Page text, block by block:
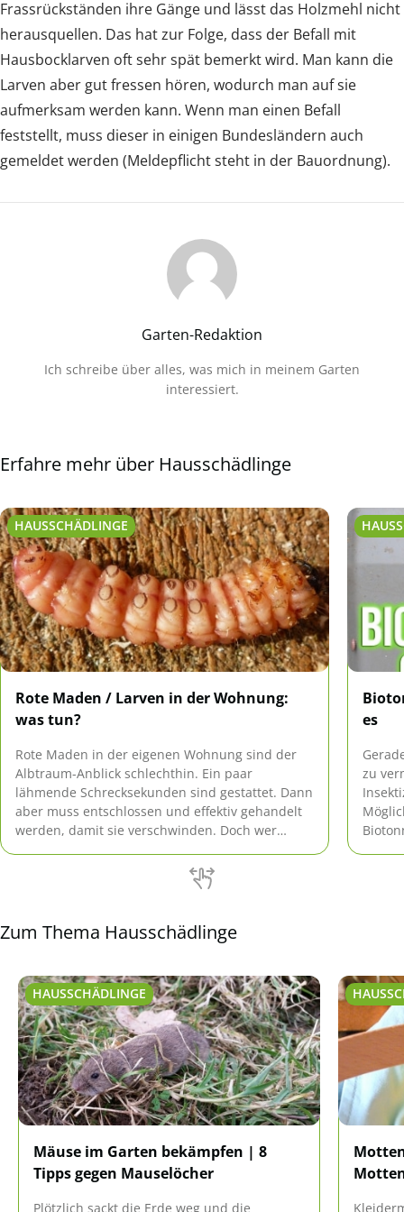
Frassrückständen ihre Gänge und lässt das Holzmehl nicht
herausquellen. Das hat zur Folge, dass der Befall mit
Hausbocklarven oft sehr spät bemerkt wird. Man kann die
Larven aber gut fressen hören, wodurch man auf sie
aufmerksam werden kann. Wenn man einen Befall
feststellt, muss dieser in einigen Bundesländern auch
gemeldet werden (Meldepflicht steht in der Bauordnung).
Garten-Redaktion
Ich schreibe über alles, was mich in meinem Garten
interessiert.
Erfahre mehr über Hausschädlinge
HAUSSCHÄDLINGE
Rote Maden / Larven in der Wohnung:
was tun?
Rote Maden in der eigenen Wohnung sind der
Albtraum-Anblick schlechthin. Ein paar
lähmende Schrecksekunden sind gestattet. Dann
aber muss entschlossen und effektiv gehandelt
werden, damit sie verschwinden. Doch wer
es
zu
Zum Thema Hausschädlinge
HAUSSCHÄDLINGE
Mäuse im Garten bekämpfen | 8
Tipps gegen Mauselöcher
Plötzlich sackt die Erde weg und die